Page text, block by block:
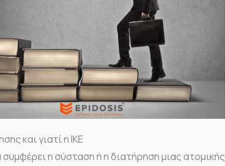
και γιατί η ΙΚΕ
η σύσταση ή η διατήρηση μιας ατομικής